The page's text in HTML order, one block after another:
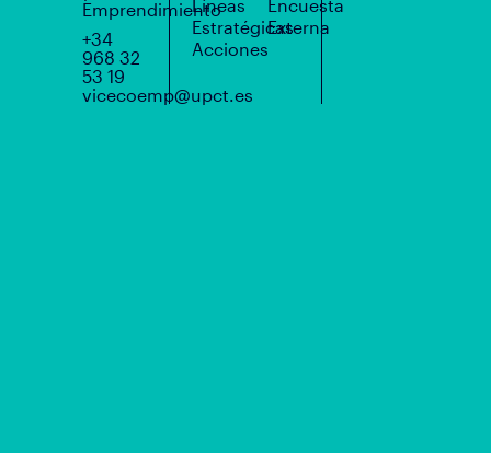
Emprendimiento
+34
968 32
53 19
vicecoemp@upct.es
Líneas
Estratégicas
Acciones
Encuesta
Externa